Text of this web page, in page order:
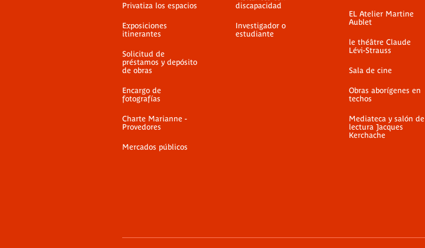
Privatiza los espacios
Exposiciones
itinerantes
Solicitud de
préstamos y depósito
de obras
Encargo de
fotografías
Charte Marianne -
Provedores
Mercados públicos
discapacidad
Investigador o
estudiante
EL Atelier Martine
Aublet
le théâtre Claude
Lévi-Strauss
Sala de cine
Obras aborígenes en
techos
Mediateca y salón de
lectura Jacques
Kerchache